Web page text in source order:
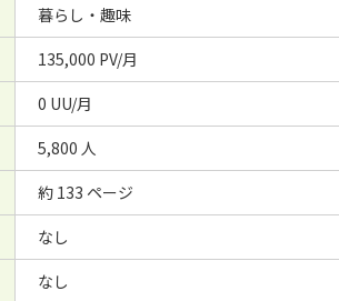
暮らし・趣味
135,000 PV/月
0 UU/月
5,800 人
約 133 ページ
なし
なし